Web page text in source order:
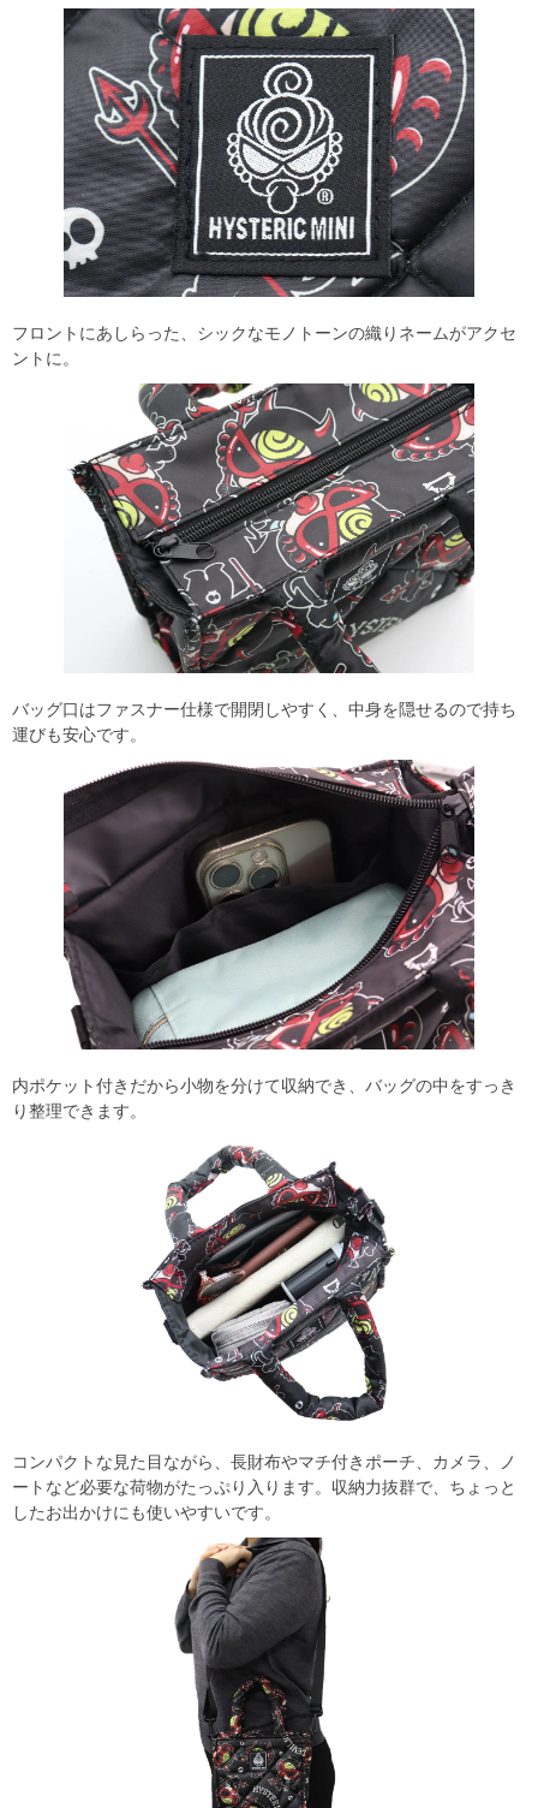
フロントにあしらった、シックなモノトーンの織りネームがアクセ
ントに。
バッグ口はファスナー仕様で開閉しやすく、中身を隠せるので持ち
運びも安心です。
内ポケット付きだから小物を分けて収納でき、バッグの中をすっき
り整理できます。
コンパクトな見た目ながら、長財布やマチ付きポーチ、カメラ、ノ
ートなど必要な荷物がたっぷり入ります。収納力抜群で、ちょっと
したお出かけにも使いやすいです。